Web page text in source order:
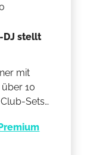
DJ stellt
mit
10
Sets